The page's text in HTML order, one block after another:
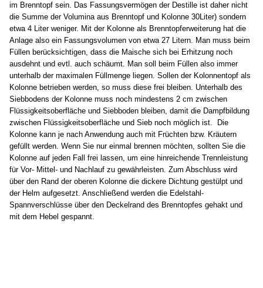
im Brenntopf sein. Das Fassungsvermögen der Destille ist daher nicht
die Summe der Volumina aus Brenntopf und Kolonne 30Liter) sondern
etwa 4 Liter weniger. Mit der Kolonne als Brenntopferweiterung hat die
Anlage also ein Fassungsvolumen von etwa 27 Litern. Man muss beim
Füllen berücksichtigen, dass die Maische sich bei Erhitzung noch
ausdehnt und evtl. auch schäumt. Man soll beim Füllen also immer
unterhalb der maximalen Füllmenge liegen. Sollen der Kolonnentopf als
Kolonne betrieben werden, so muss diese frei bleiben. Unterhalb des
Siebbodens der Kolonne muss noch mindestens 2 cm zwischen
Flüssigkeitsoberfläche und Siebboden bleiben, damit die Dampfbildung
zwischen Flüssigkeitsoberfläche und Sieb noch möglich ist. Die
Kolonne kann je nach Anwendung auch mit Früchten bzw. Kräutern
gefüllt werden. Wenn Sie nur einmal brennen möchten, sollten Sie die
Kolonne auf jeden Fall frei lassen, um eine hinreichende Trennleistung
für Vor- Mittel- und Nachlauf zu gewährleisten. Zum Abschluss wird
über den Rand der oberen Kolonne die dickere Dichtung gestülpt und
der Helm aufgesetzt. Anschließend werden die Edelstahl-
Spannverschlüsse über den Deckelrand des Brenntopfes gehakt und
mit dem Hebel gespannt.